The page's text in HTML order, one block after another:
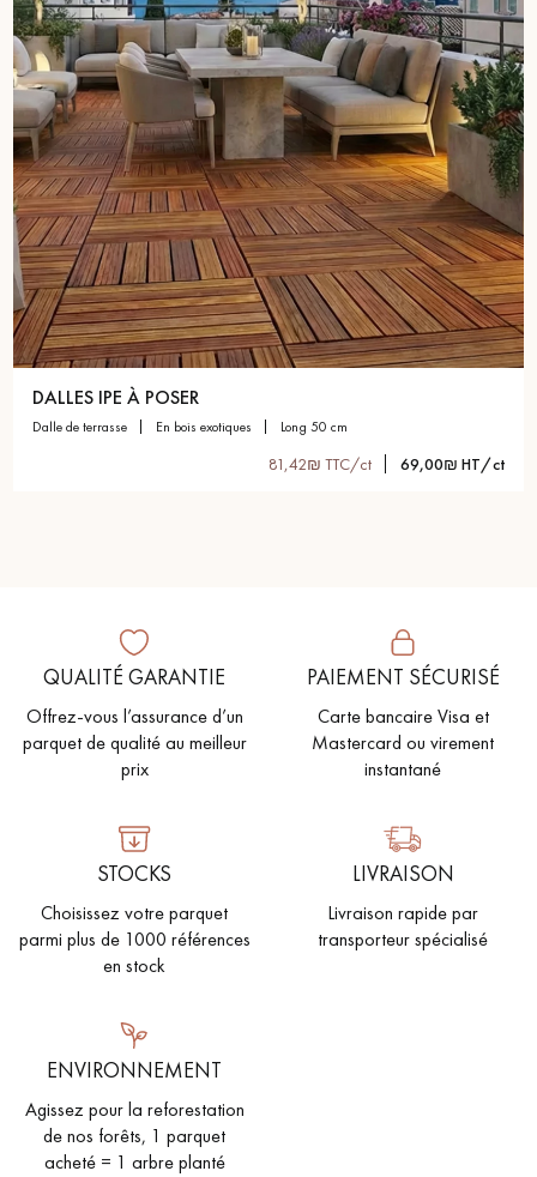
Demandez un rendez-vous personnalisé
Obtenez un devis gratuit !
DALLES IPE À POSER
dalle de terrasse en bois exotiques long 50 cm
81,42₪ TTC/ct 69,00₪ HT/ct
QUALITÉ GARANTIE
Offrez-vous l’assurance d’un
parquet de qualité au meilleur
prix
PAIEMENT SÉCURISÉ
Carte bancaire Visa et
Mastercard ou virement
instantané
STOCKS
Choisissez votre parquet
parmi plus de 1000 références
en stock
LIVRAISON
Livraison rapide par
transporteur spécialisé
ENVIRONNEMENT
Agissez pour la reforestation
de nos forêts, 1 parquet
acheté = 1 arbre planté